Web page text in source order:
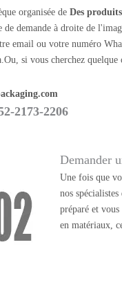
organisée de Des produits
demande à droite de
email ou votre numéro
si vous cherchez
2173-2206
Demander
Une fois que
nos
préparé et
en matériaux,